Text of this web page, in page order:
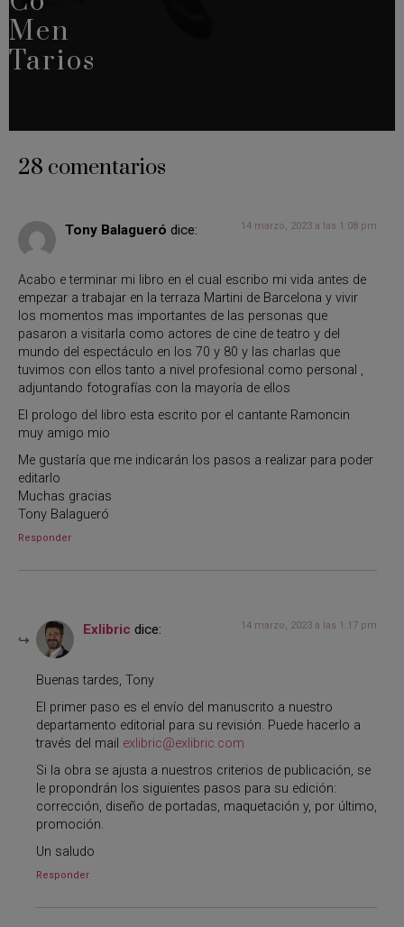
Men
Tarios
28 comentarios
Tony Balagueró dice: 14 marzo, 2023 a las 1:08 pm
Acabo e terminar mi libro en el cual escribo mi vida antes de
empezar a trabajar en la terraza Martini de Barcelona y vivir
los momentos mas importantes de las personas que
pasaron a visitarla como actores de cine de teatro y del
mundo del espectáculo en los 70 y 80 y las charlas que
tuvimos con ellos tanto a nivel profesional como personal ,
adjuntando fotografías con la mayoría de ellos
El prologo del libro esta escrito por el cantante Ramoncin
muy amigo mio
Me gustaría que me indicarán los pasos a realizar para poder
editarlo
Muchas gracias
Tony Balagueró
Responder
Exlibric dice: 14 marzo, 2023 a las 1:17 pm
Buenas tardes, Tony
El primer paso es el envío del manuscrito a nuestro
departamento editorial para su revisión. Puede hacerlo a
través del mail exlibric@exlibric.com
Si la obra se ajusta a nuestros criterios de publicación, se
le propondrán los siguientes pasos para su edición:
corrección, diseño de portadas, maquetación y, por último,
promoción.
Un saludo
Responder